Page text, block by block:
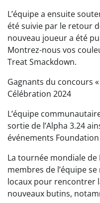
L’équipe a ensuite
été suivie par le retour
nouveau joueur a été
Montrez-nous vos
Treat Smackdown.
Gagnants du concours
Célébration 2024
L’équipe
sortie de l’Alpha 3.24
événements
La tournée mondiale de
membres de l’équipe
locaux pour rencontrer
nouveaux butins,